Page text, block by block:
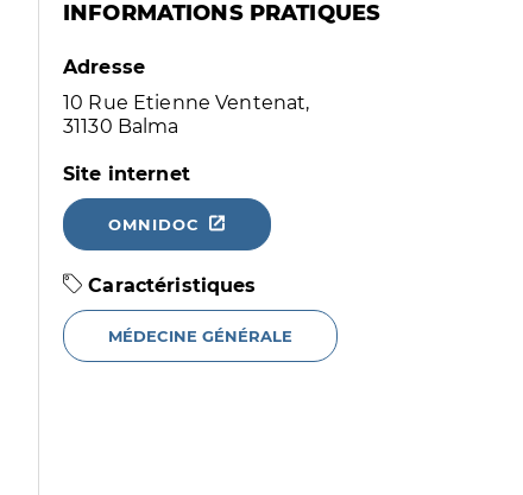
INFORMATIONS PRATIQUES
Adresse
10 Rue Etienne Ventenat,
31130 Balma
Site internet
OMNIDOC
Caractéristiques
MÉDECINE GÉNÉRALE